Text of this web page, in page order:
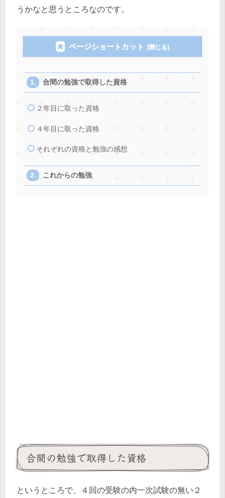
うかなと思うところなのです。
ページショートカット
合間の勉強で取得した資格
２年目に取った資格
４年目に取った資格
それぞれの資格と勉強の感想
これからの勉強
合間の勉強で取得した資格
というところで、４回の受験の内一次試験の無い２